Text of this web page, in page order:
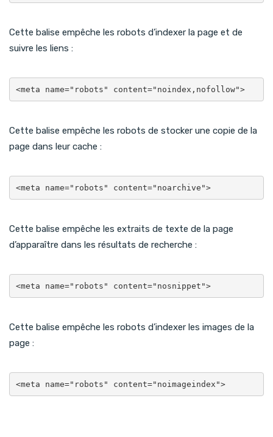
Cette balise empêche les robots d’indexer la page et de
suivre les liens :
<meta name="robots" content="noindex,nofollow">
Cette balise empêche les robots de stocker une copie de la
page dans leur cache :
<meta name="robots" content="noarchive">
Cette balise empêche les extraits de texte de la page
d’apparaître dans les résultats de recherche :
<meta name="robots" content="nosnippet">
Cette balise empêche les robots d’indexer les images de la
page :
<meta name="robots" content="noimageindex">